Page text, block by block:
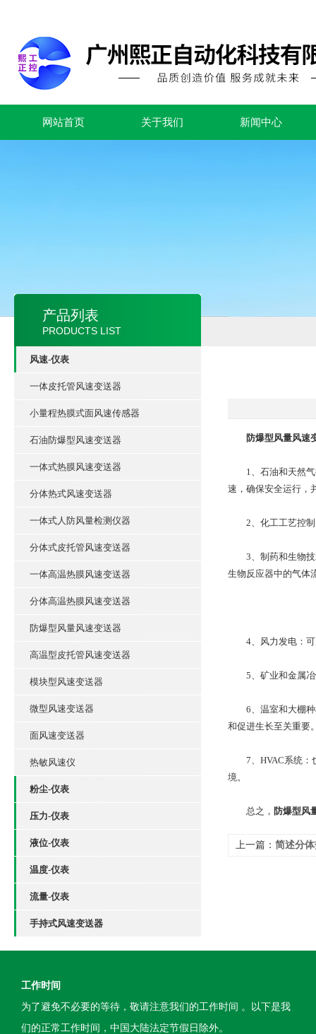
网站首页 关于我们 新闻中心
产品列表
PRODUCTS LIST
风速-仪表
一体皮托管风速变送器
小量程热膜式面风速传感器
石油防爆型风速变送器
一体式热膜风速变送器
分体热式风速变送器
一体式人防风量检测仪器
分体式皮托管风速变送器
一体高温热膜风速变送器
分体高温热膜风速变送器
防爆型风量风速变送器
高温型皮托管风速变送器
模块型风速变送器
微型风速变送器
面风速变送器
热敏风速仪
粉尘-仪表
压力-仪表
液位-仪表
温度-仪表
流量-仪表
手持式风速变送器
防爆型风量风速
1、石油和天然气
速，确保安全运行，
2、化工工艺控制
3、制药和生物技
生物反应器中的气体
4、风力发电：可
5、矿业和金属冶
6、温室和大棚种
和促进生长至关重要
7、HVAC系统：也
境。
总之， 防爆型风
上一篇： 简述分
工作时间
为了避免不必要的等待，敬请注意我们的工作时间 。以下是我
们的正常工作时间，中国大陆法定节假日除外。